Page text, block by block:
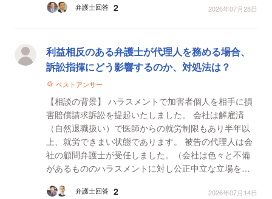
出ただ...弁護士回答 2 2026年07月28日
利益相反のある弁護士が代理人を務める場合、
訴訟指揮にどう影響するのか、対処法は？
ベストアンサー
【相談の背景】 ハラスメントで加害者個人を相手に損
害賠償請求訴訟を提起いたしました。 会社は解雇済
（自然退職扱い）で医師からの就労制限もあり半年以
上、就労できまい状態であります。 被告の代理人は会
社の顧問弁護士が受任しました。（会社は色々と不備
があるもののハラスメントに対し公正中立な立場をと
る行為...弁護士回答 2 2026年07月14日